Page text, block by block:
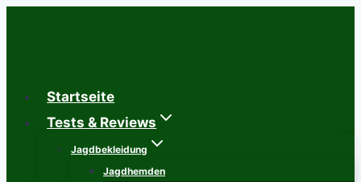
Startseite
Tests & Reviews
Jagdbekleidung
Jagdhemden